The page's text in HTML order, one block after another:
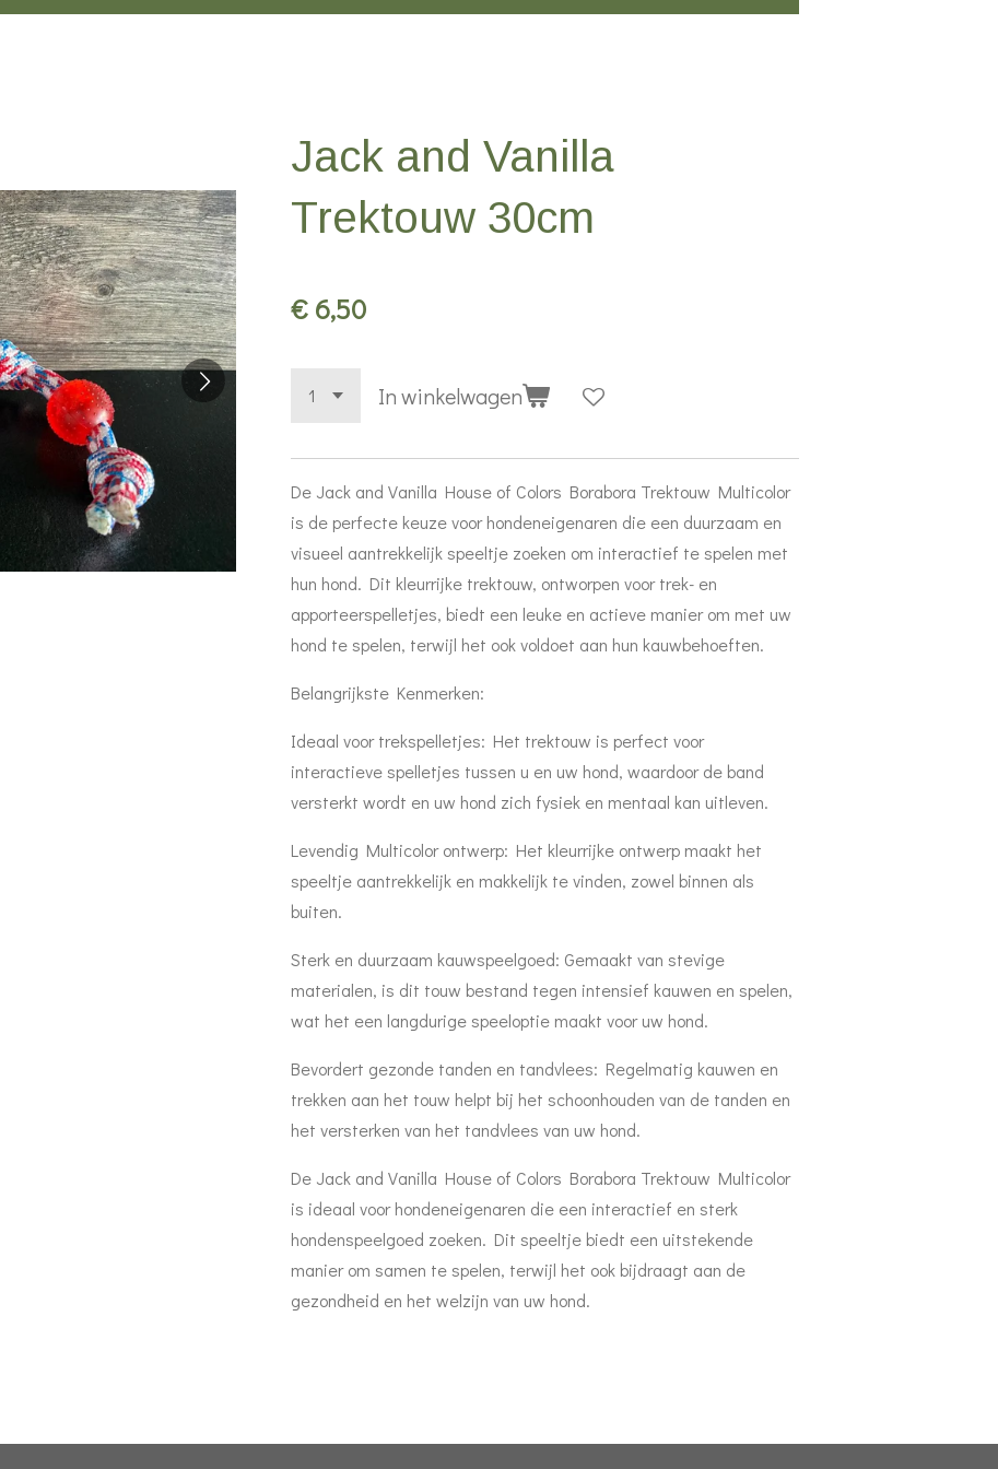
Jack and Vanilla
Trektouw 30cm
€ 6,50
In winkelwagen
De Jack and Vanilla House of Colors Borabora Trektouw Multicolor
is de perfecte keuze voor hondeneigenaren die een duurzaam en
visueel aantrekkelijk speeltje zoeken om interactief te spelen met
hun hond. Dit kleurrijke trektouw, ontworpen voor trek- en
apporteerspelletjes, biedt een leuke en actieve manier om met uw
hond te spelen, terwijl het ook voldoet aan hun kauwbehoeften.
Belangrijkste Kenmerken:
Ideaal voor trekspelletjes: Het trektouw is perfect voor
interactieve spelletjes tussen u en uw hond, waardoor de band
versterkt wordt en uw hond zich fysiek en mentaal kan uitleven.
Levendig Multicolor ontwerp: Het kleurrijke ontwerp maakt het
speeltje aantrekkelijk en makkelijk te vinden, zowel binnen als
buiten.
Sterk en duurzaam kauwspeelgoed: Gemaakt van stevige
materialen, is dit touw bestand tegen intensief kauwen en spelen,
wat het een langdurige speeloptie maakt voor uw hond.
Bevordert gezonde tanden en tandvlees: Regelmatig kauwen en
trekken aan het touw helpt bij het schoonhouden van de tanden en
het versterken van het tandvlees van uw hond.
De Jack and Vanilla House of Colors Borabora Trektouw Multicolor
is ideaal voor hondeneigenaren die een interactief en sterk
hondenspeelgoed zoeken. Dit speeltje biedt een uitstekende
manier om samen te spelen, terwijl het ook bijdraagt aan de
gezondheid en het welzijn van uw hond.